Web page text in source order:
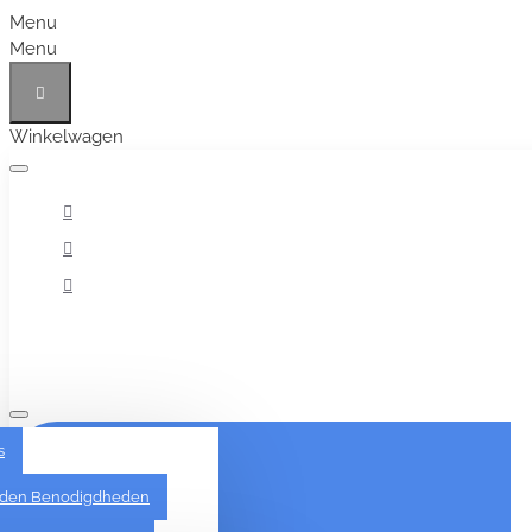
Menu
Menu
Winkelwagen
Alles
Benodigdheden